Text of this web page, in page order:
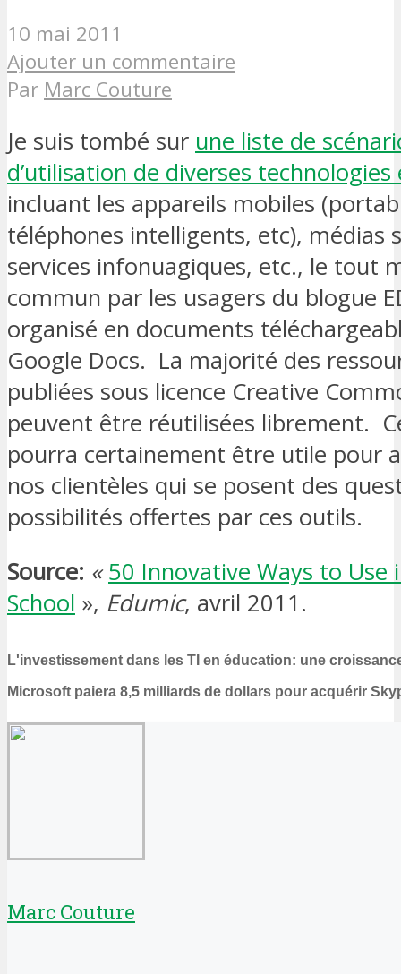
10 mai 2011
Ajouter un commentaire
Par Marc Couture
Je suis tombé sur une liste de
d’utilisation de diverses technologies
incluant les appareils mobiles
téléphones intelligents, etc), médias
services infonuagiques, etc., le tout
commun par les usagers du blogue
organisé en documents
Google Docs. La majorité des
publiées sous licence Creative
peuvent être réutilisées librement.
pourra certainement être utile pour
nos clientèles qui se posent des
possibilités offertes par ces outils.
Source: «50 Innovative Ways to Use
School », Edumic, avril 2011.
L'investissement dans les TI en éducation: une
Microsoft paiera 8,5 milliards de dollars pour acquérir
Marc Couture